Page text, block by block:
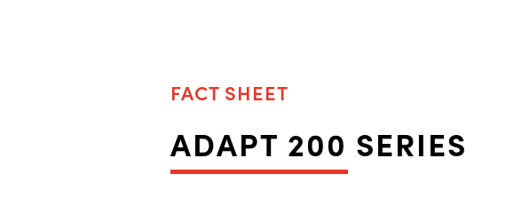
FACT SHEET
ADAPT 200 SERIES